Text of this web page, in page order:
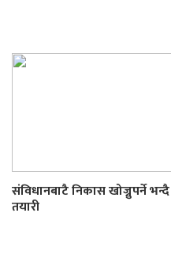
संविधानबाटै निकास खोज्नुपर्ने
तयारी